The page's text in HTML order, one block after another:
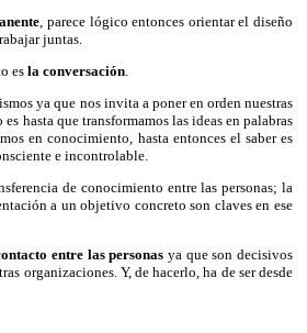
, parece lógico entonces orientar el diseño
juntas.
esla conversación.
ya que nos invita a poner en orden nuestras
hasta que transformamos las ideas en palabras
en conocimiento, hasta entonces el saber es
e incontrolable.
de conocimiento entre las personas; la
a un objetivo concreto son claves en ese
entre las personasya que son decisivos
organizaciones. Y, de hacerlo, ha de ser desde